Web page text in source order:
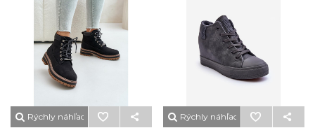
Rýchly náhľad Rýchly náhľad